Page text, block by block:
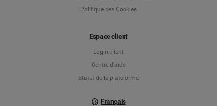
Politique des Cookies
Espace client
Login client
Centre d’aide
Statut de la plateforme
Français
Español